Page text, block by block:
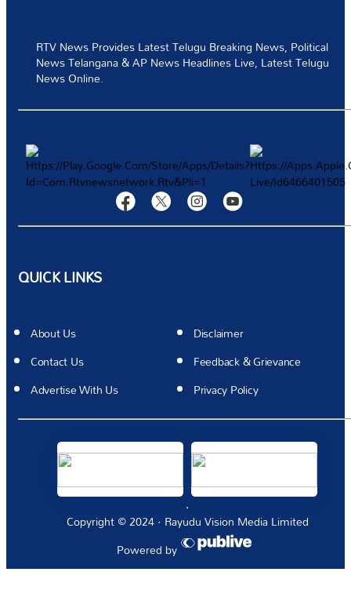
టెక్నాలజీ
స్పోర్ట్స్
మరిన్ని
Authors
RTV News Provides Latest Telugu Breaking News, Political
News Telangana & AP News Headlines Live, Latest Telugu
News Online.
QUICK LINKS
About Us
Disclaimer
Contact Us
Feedback & Grievance
Advertise With Us
Privacy Policy
Copyright © 2024 · Rayudu Vision Media Limited
Powered by